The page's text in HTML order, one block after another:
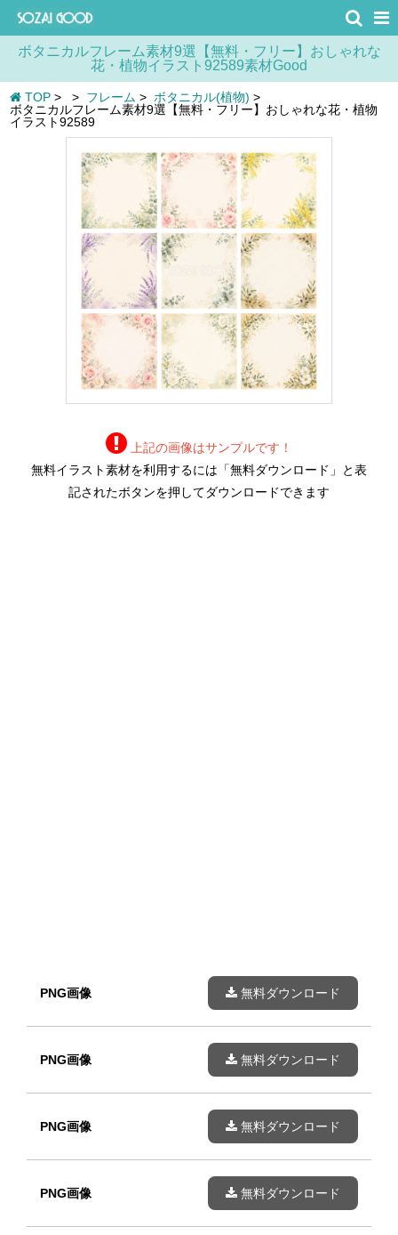
ボタニカルフレーム素材9選【無料・フリー】おしゃれな
花・植物イラスト92589素材Good
TOP > > フレーム > ボタニカル(植物) >
ボタニカルフレーム素材9選【無料・フリー】おしゃれな花・植物
イラスト92589
上記の画像はサンプルです！
無料イラスト素材を利用するには「無料ダウンロード」と表
記されたボタンを押してダウンロードできます
PNG画像 無料ダウンロード
PNG画像 無料ダウンロード
PNG画像 無料ダウンロード
PNG画像 無料ダウンロード